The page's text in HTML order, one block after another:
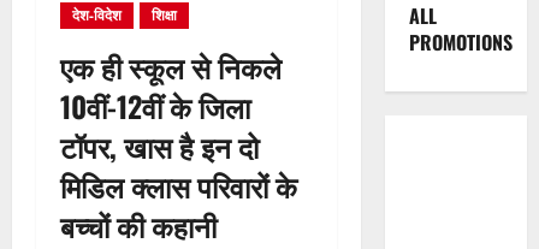
देश-विदेश शिक्षा
एक ही स्कूल से निकले
10वीं-12वीं के जिला
टॉपर, खास है इन दो
मिड‍िल क्लास परिवारों के
बच्चों की कहानी
ALL
PROMOTIONS